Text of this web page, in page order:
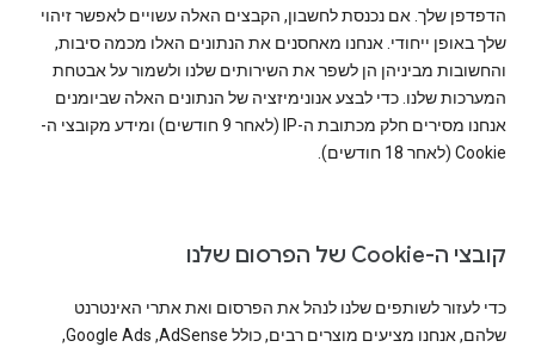
הדפדפן שלך. אם נכנסת לחשבון, הקבצים האלה עשויים לאפשר זיהוי
שלך באופן ייחודי. אנחנו מאחסנים את הנתונים האלו מכמה סיבות,
והחשובות מביניהן הן לשפר את השירותים שלנו ולשמור על אבטחת
המערכות שלנו. כדי לבצע אנונימיזציה של הנתונים האלה שביומנים
אנחנו מסירים חלק מכתובת ה-IP (לאחר 9 חודשים) ומידע מקובצי ה-
Cookie (לאחר 18 חודשים).
קובצי ה-Cookie של הפרסום שלנו
כדי לעזור לשותפים שלנו לנהל את הפרסום ואת אתרי האינטרנט
שלהם, אנחנו מציעים מוצרים רבים, כולל AdSense‏, Google Ads‏,